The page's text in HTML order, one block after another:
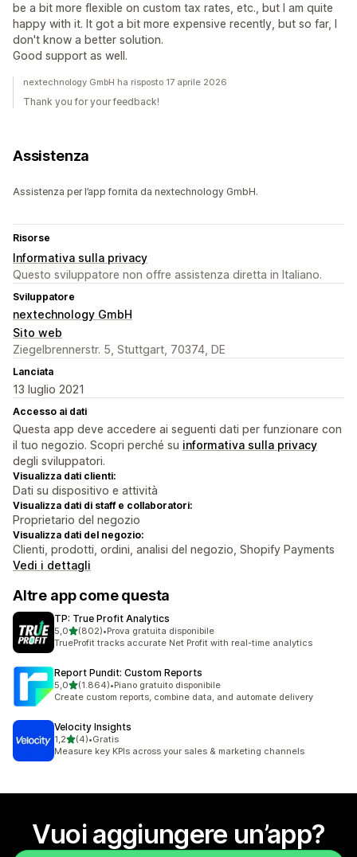
be a bit more flexible on custom tax rates, etc., but I am quite
happy with it. It got a bit more expensive recently, but so far, I
don't know a better solution.
Good support as well.
nextechnology GmbH ha risposto 17 aprile 2026
Thank you for your feedback!
Assistenza
Assistenza per l’app fornita da nextechnology GmbH.
Risorse
Informativa sulla privacy
Questo sviluppatore non offre assistenza diretta in Italiano.
Sviluppatore
nextechnology GmbH
Sito web
Ziegelbrennerstr. 5, Stuttgart, 70374, DE
Lanciata
13 luglio 2021
Accesso ai dati
Questa app deve accedere ai seguenti dati per funzionare con
il tuo negozio. Scopri perché su informativa sulla privacy
degli sviluppatori.
Visualizza dati clienti:
Dati su dispositivo e attività
Visualizza dati di staff e collaboratori:
Proprietario del negozio
Visualizza dati del negozio:
Clienti, prodotti, ordini, analisi del negozio, Shopify Payments
Vedi i dettagli
Altre app come questa
TP: True Profit Analytics
5,0stelle su 5
(802)
802 recensioni totali
•Prova gratuita disponibile
TrueProfit tracks accurate Net Profit with real-time analytics
Report Pundit: Custom Reports
5,0stelle su 5
(1.864)
1864 recensioni totali
•Piano gratuito disponibile
Create custom reports, combine data, and automate delivery
Velocity Insights
1,2stelle su 5
(4)
4 recensioni totali
•Gratis
Measure key KPIs across your sales & marketing channels
Vuoi aggiungere un’app?